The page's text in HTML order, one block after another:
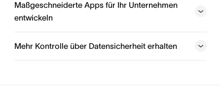
Mehr über die Asana-API erfahren
Mehr über App-Komponenten erfahren
Maßgeschneiderte Apps für Ihr Unternehmen
entwickeln
Mehr Kontrolle über Datensicherheit erhalten